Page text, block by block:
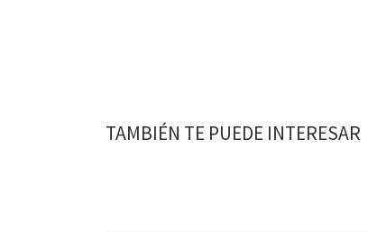
TAMBIÉN TE PUEDE INTERESAR